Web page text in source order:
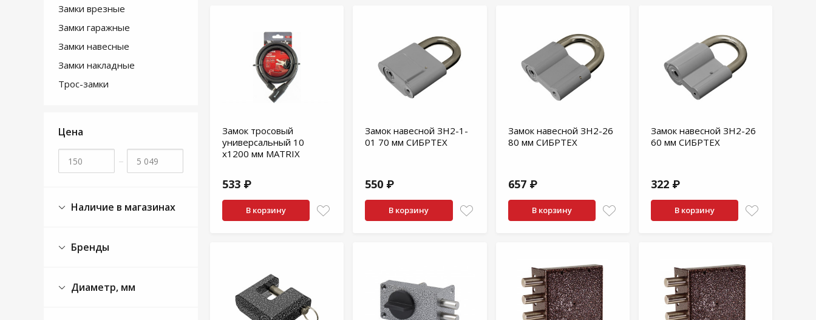
Замки врезные
Замки гаражные
Замки навесные
Замки накладные
Трос-замки
Цена
–
Наличие в магазинах
Бренды
Диаметр, мм
Замок тросовый
универсальный 10
х1200 мм MATRIX
533 ₽
В корзину
Замок навесной ЗН2-1-
01 70 мм СИБРТЕХ
550 ₽
В корзину
Замок навесной ЗН2-26
80 мм СИБРТЕХ
657 ₽
В корзину
Замок навесной ЗН2-26
60 мм СИБРТЕХ
322 ₽
В корзину